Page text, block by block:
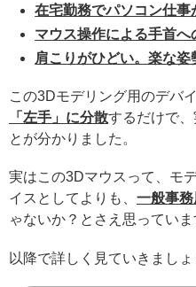
在宅勤務でパソコン仕
マウス操作による手首
肩こりがひどい。楽な
この3Dモデリング用のデバ
「左手」に分散するだけで
とが分かりました。
実はこの3Dマウスって、モ
イスとしてよりも、 一般事
ゃないか？とさえ思っていま
以降で詳しく見ていきましょ